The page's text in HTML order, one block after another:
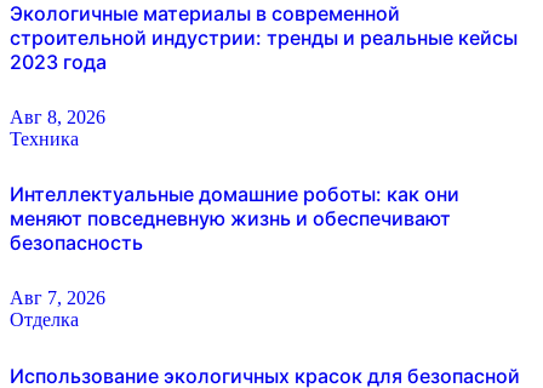
Экологичные материалы в современной
строительной индустрии: тренды и реальные кейсы
2023 года
Авг 8, 2026
Техника
Интеллектуальные домашние роботы: как они
меняют повседневную жизнь и обеспечивают
безопасность
Авг 7, 2026
Отделка
Использование экологичных красок для безопасной